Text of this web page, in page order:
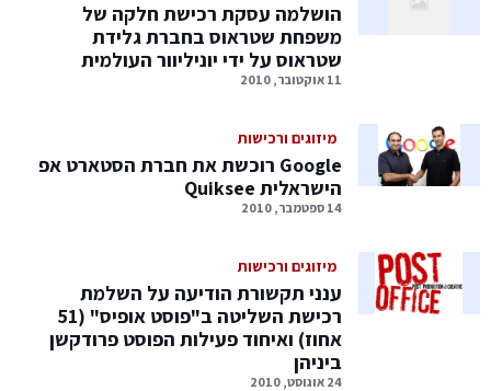
הושלמה עסקת רכישת חלקה של
משפחת שטראוס בחברת גלידת
שטראוס על ידי יוניליוור העולמית
11 אוקטובר, 2010
מיזוגים ורכישות
Google רוכשת את חברת הסטארט אפ
הישראלית Quiksee
14 ספטמבר, 2010
מיזוגים ורכישות
ענני תקשורת הודיעה על השלמת
רכישת השליטה ב"פוסט אופיס" (51
אחוז) ואיחוד פעילות הפוסט פרודקשן
ביניהן
24 אוגוסט, 2010